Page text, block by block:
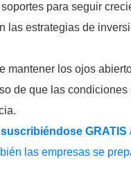
para seguir
las estrategias de
mantener los ojos
de que las
GRATIS
las empresas se